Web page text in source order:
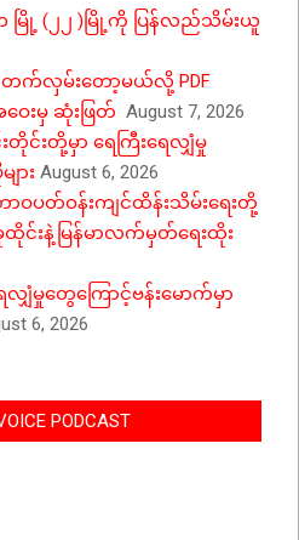
ြို့ (၂၂ )မြို့ကို ပြန်လည်သိမ်းယူ
တက်လှမ်းတော့မယ်လို့ PDF
ေးမှ ဆုံးဖြတ် August 7, 2026
င်းတို့မှာ ရေကြီးရေလျှံမှု
ား August 6, 2026
ဝပတ်ဝန်းကျင်ထိန်းသိမ်းရေးတို့
ထိုင်းနဲ့မြန်မာလက်မှတ်ရေးထိုး
လျှံမှုတွေကြောင့်ဗန်းမောက်မှာ
6, 2026
PODCAST